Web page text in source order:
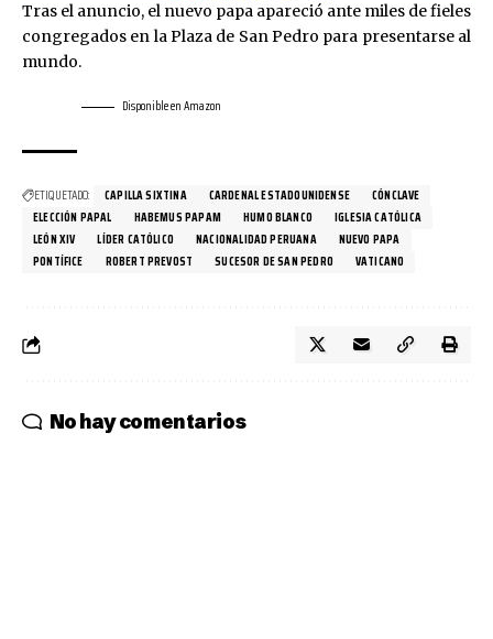
Tras el anuncio, el nuevo papa apareció ante miles de fieles
congregados en la Plaza de San Pedro para presentarse al
mundo.
Disponible en Amazon
ETIQUETADO: CAPILLA SIXTINA CARDENAL ESTADOUNIDENSE
CÓNCLAVE
ELECCIÓN PAPAL
HABEMUS PAPAM HUMO BLANCO
IGLESIA CATÓLICA
LEÓN XIV
LÍDER CATÓLICO NACIONALIDAD PERUANA
NUEVO PAPA
PONTÍFICE
ROBERT PREVOST SUCESOR DE SAN PEDRO VATICANO
No hay comentarios